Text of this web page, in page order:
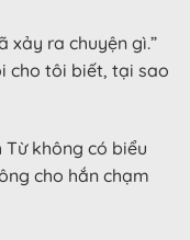
xảy ra chuyện gì.”
cho tôi biết, tại sao
Từ không có biểu
cho hắn chạm